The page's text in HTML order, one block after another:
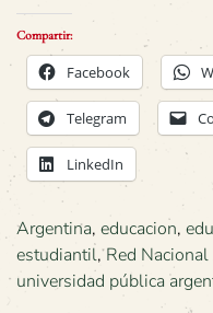
Compartir:
Facebook
Telegram
LinkedIn
Argentina, educacion,
estudiantil,Red
universidad pública